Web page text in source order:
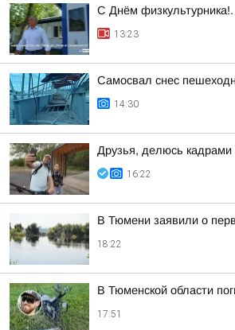
С Днём
13:23
Самосвал снес
14:30
Друзья, делюсь кадрами
16:22
В Тюмени заявили о
18:22
В Тюменской области
17:51